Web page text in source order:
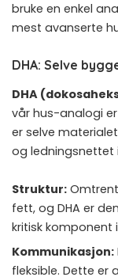
bruke en enkel
mest avanserte
DHA: Selve
DHA
vår hus-analogi
er selve
og ledningsnettet
Struktur:
fett, og DHA er
kritisk komponent
Kommunikasjon:
fleksible. Dette er